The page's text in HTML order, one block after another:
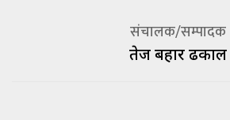
संचालक/सम्पादक
तेज बहादूर ढकाल